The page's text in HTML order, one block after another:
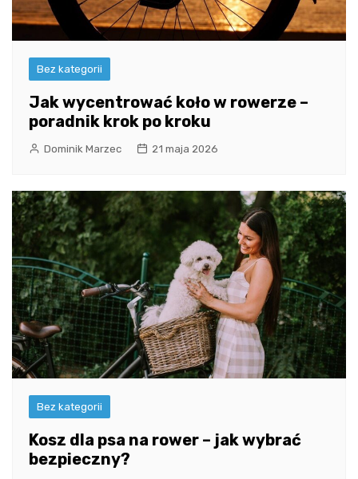
Bez kategorii
Jak wycentrować koło w rowerze –
poradnik krok po kroku
Dominik Marzec 21 maja 2026
Bez kategorii
Kosz dla psa na rower – jak wybrać
bezpieczny?